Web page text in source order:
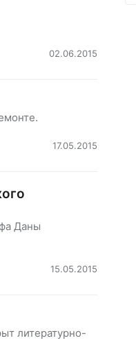
02.06.2015
17.05.2015
Даны
15.05.2015
литературно-